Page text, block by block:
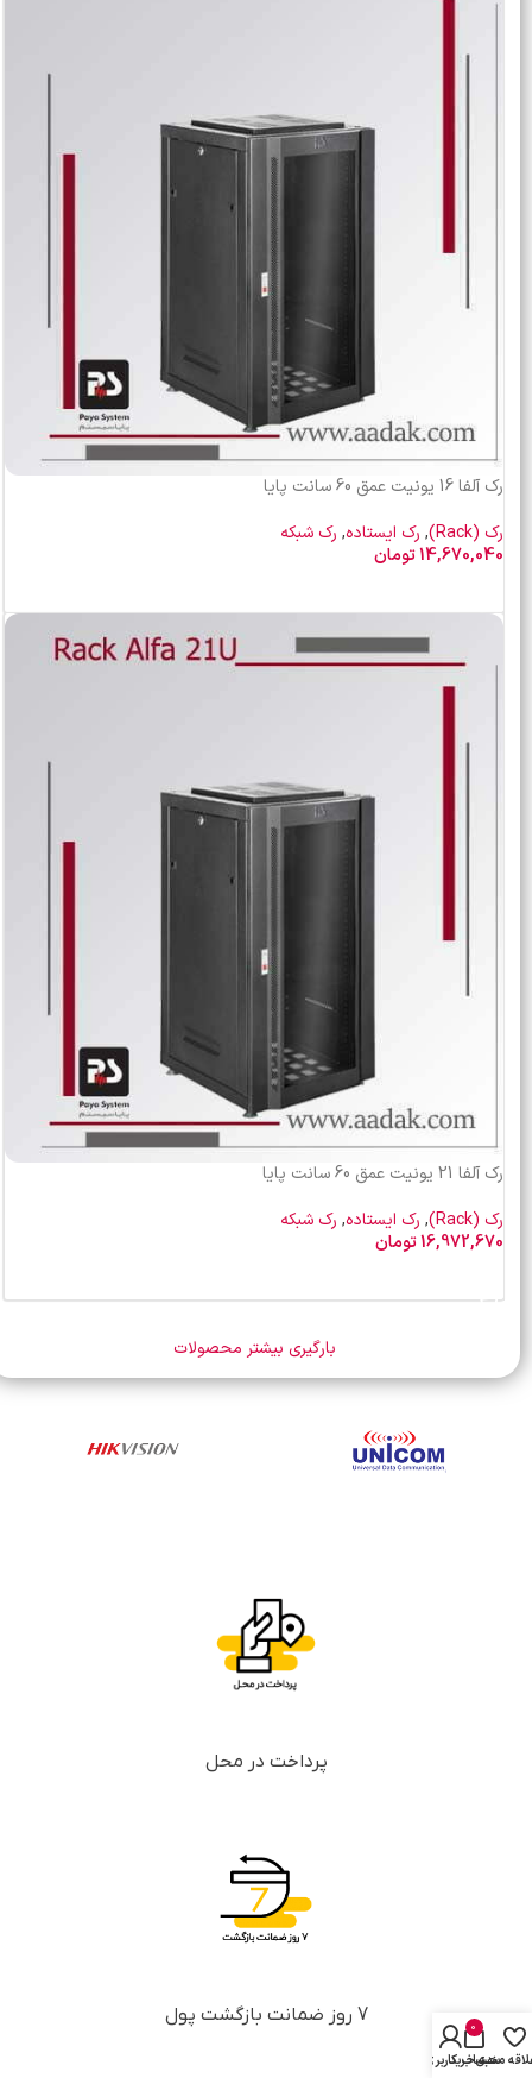
رک آلفا 16 یونیت عمق 60 سانت پایا
رک (Rack)
, رک ایستاده, رک شبکه
14,670,040تومان
رک آلفا 21 یونیت عمق 60 سانت پایا
رک (Rack)
, رک ایستاده, رک شبکه
16,972,670تومان
بارگیری بیشتر محصولات
پرداخت در محل
7 روز ضمانت بازگشت پول
مندی
0
سبد خرید
حساب کاربری من